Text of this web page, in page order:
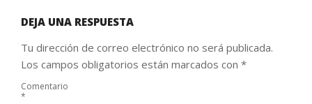
DEJA UNA RESPUESTA
Tu dirección de correo electrónico no será publicada.
Los campos obligatorios están marcados con *
Comentario
*